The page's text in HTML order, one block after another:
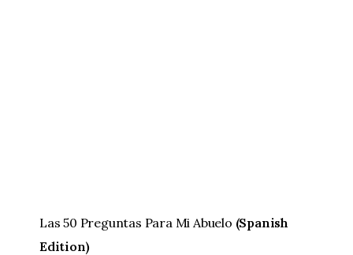
Las 50 Preguntas Para Mi Abuelo (Spanish
Edition)